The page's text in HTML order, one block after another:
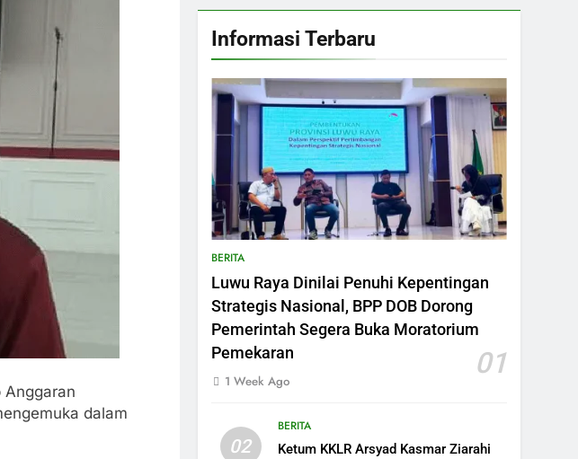
Anggaran
dalam
Informasi Terbaru
BERITA
Luwu Raya Dinilai Penuhi Kepentingan
Strategis Nasional, BPP DOB Dorong
Pemerintah Segera Buka Moratorium
Pemekaran
01
1 Week Ago
02
BERITA
Ketum KKLR Arsyad Kasmar Ziarahi